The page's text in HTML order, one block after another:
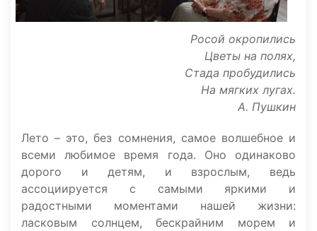
Росой окропились
Цветы на полях,
Стада пробудились
На мягких лугах.
А. Пушкин
Лето – это, без сомнения, самое волшебное и
всеми любимое время года. Оно одинаково
дорого и детям, и взрослым, ведь
ассоциируется с самыми яркими и
радостными моментами нашей жизни:
ласковым солнцем, бескрайним морем и